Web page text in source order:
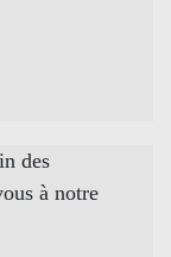
des
à notre